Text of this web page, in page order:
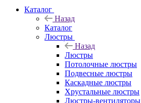
Каталог
Назад
Каталог
Люстры
Назад
Люстры
Потолочные люстры
Подвесные люстры
Каскадные люстры
Хрустальные люстры
Люстры-вентиляторы